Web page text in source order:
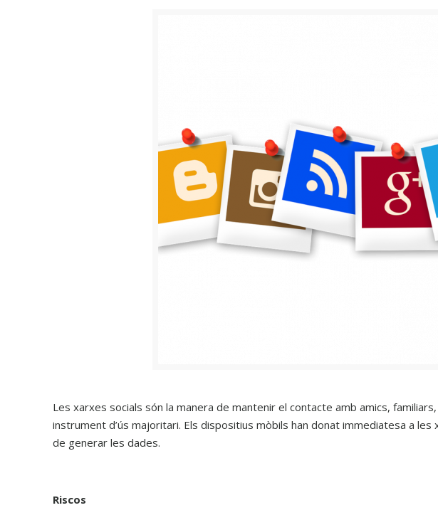
Les xarxes socials són la manera de mantenir el contacte amb amics,
instrument d’ús majoritari. Els dispositius mòbils han donat immediatesa a
de generar les dades.
Riscos